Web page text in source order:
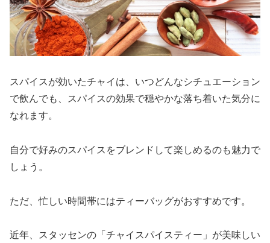
スパイスが効いたチャイは、いつどんなシチュエーション
で飲んでも、スパイスの効果で穏やかな落ち着いた気分に
なれます。
自分で好みのスパイスをブレンドして楽しめるのも魅力で
しょう。
ただ、忙しい時間帯にはティーバッグがおすすめです。
近年、スタッセンの「チャイスパイスティー」が美味しい